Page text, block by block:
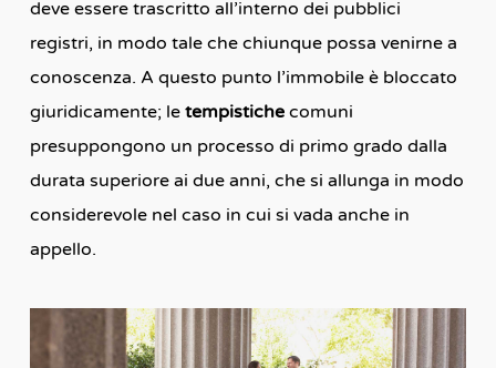
deve essere trascritto all’interno dei pubblici
registri, in modo tale che chiunque possa venirne a
conoscenza. A questo punto l’immobile è bloccato
giuridicamente; le tempistichecomuni
presuppongono un processo di primo grado dalla
durata superiore ai due anni, che si allunga in modo
considerevole nel caso in cui si vada anche in
appello.